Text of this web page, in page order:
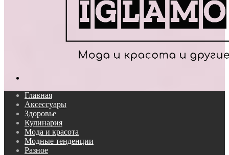
Главная
Аксессуары
Здоровье
Кулинария
Мода и красота
Модные тенденции
Разное